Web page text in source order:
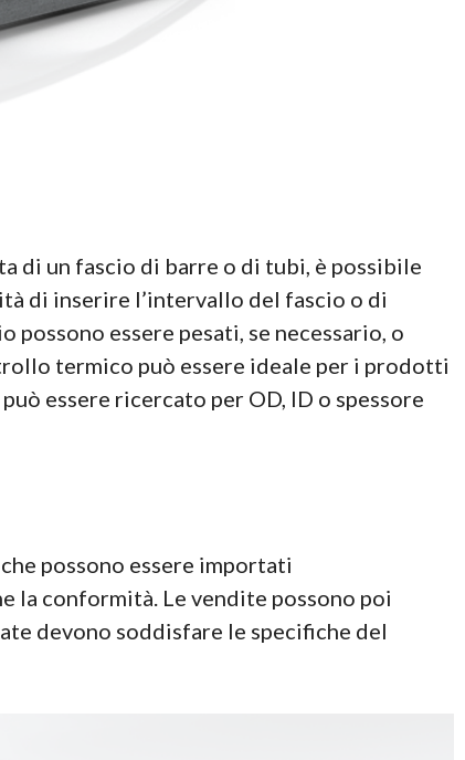
di un fascio di barre o di tubi, è possibile
di inserire l’intervallo del fascio o di
essere pesati, se necessario, o
termico può essere ideale per i prodotti
essere ricercato per OD, ID o spessore
possono essere importati
la conformità. Le vendite possono poi
devono soddisfare le specifiche del